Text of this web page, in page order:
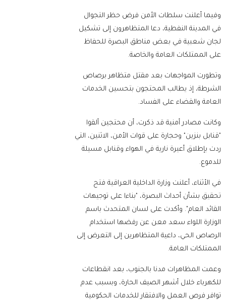
وفيما أعلنت سلطات الأمن فرض حظر التجوال
في المدينة النفطية، دعا المتظاهرون إلى تشكيل
لجان شعبية في بعض مناطق البصرة للحفاظ
على الممتلكات العامة والخاصة.
وتطورت المواجهات بعد مقتل متظاهر برصاص
الشرطة، إذ يطالب المحتجون بتحسين الخدمات
العامة والقضاء على الفساد.
وكانت مصادر أمنية قد ذكرت، أن محتجين ألقوا
"قنابل بنزين" وحجارة على قوات الأمن، الاثنين، التي
ردت بإطلاق أعيرة نارية في الهواء وقنابل مسيلة
للدموع.
في الأثناء، أعلنت وزارة الداخلية العراقية فتح
تحقيق بشأن أحداث البصرة، "بناءا على توجيهات
القائد العام". وأكدت على لسان المتحدث باسم
الوزارة اللواء سعد معن عن رفضها استخدام
الرصاص الحي، داعية المتظاهرين إلى التعرض إلى
الممتلكات العامة.
وعمت المظاهرات مدنا بالجنوب، بعد انقطاعات
للكهرباء خلال أشهر الصيف الحارة، وبسبب عدم
توافر فرص العمل والافتقار للخدمات الحكومية